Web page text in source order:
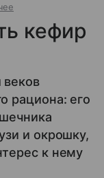
кефир
рациона: его
и окрошку,
к нему